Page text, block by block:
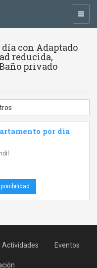
con Adaptado
reducida,
privado
por dia
Actividades Eventos